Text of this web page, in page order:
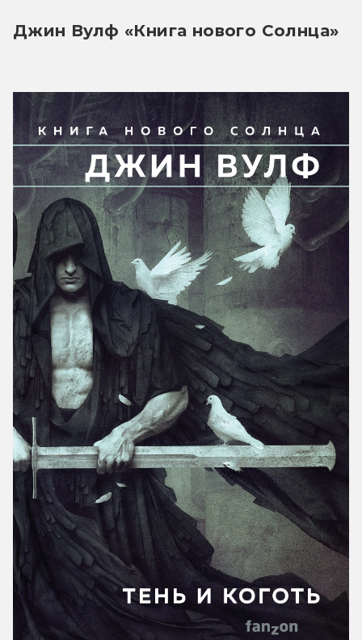
Джин Вулф «Книга нового Солнца»